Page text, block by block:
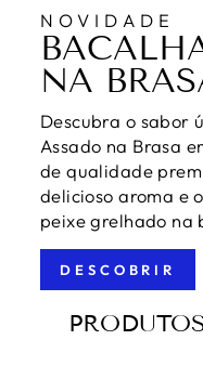
NOVIDADE
NA
Descubra o sabor
Assado na Brasa
de qualidade
delicioso aroma e
peixe grelhado na
DESCOBRIR